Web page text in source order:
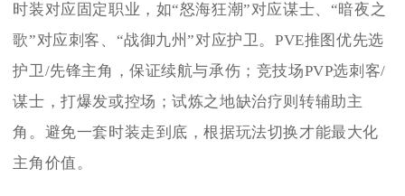
时装对应固定职业，如“怒海狂潮”对应谋士、“暗夜之
歌”对应刺客、“战御九州”对应护卫。PVE推图优先选
护卫/先锋主角，保证续航与承伤；竞技场PVP选刺客/
谋士，打爆发或控场；试炼之地缺治疗则转辅助主
角。避免一套时装走到底，根据玩法切换才能最大化
主角价值。